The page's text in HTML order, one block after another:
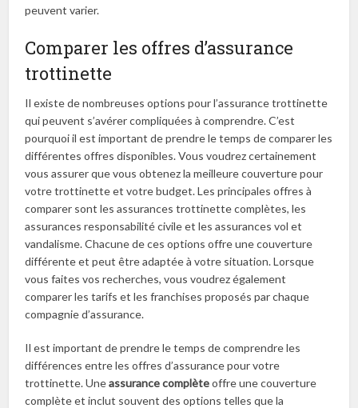
peuvent varier.
Comparer les offres d’assurance
trottinette
Il existe de nombreuses options pour l’assurance trottinette
qui peuvent s’avérer compliquées à comprendre. C’est
pourquoi il est important de prendre le temps de comparer les
différentes offres disponibles. Vous voudrez certainement
vous assurer que vous obtenez la meilleure couverture pour
votre trottinette et votre budget. Les principales offres à
comparer sont les assurances trottinette complètes, les
assurances responsabilité civile et les assurances vol et
vandalisme. Chacune de ces options offre une couverture
différente et peut être adaptée à votre situation. Lorsque
vous faites vos recherches, vous voudrez également
comparer les tarifs et les franchises proposés par chaque
compagnie d’assurance.
Il est important de prendre le temps de comprendre les
différences entre les offres d’assurance pour votre
trottinette. Uneassurance complèteoffre une couverture
complète et inclut souvent des options telles que la